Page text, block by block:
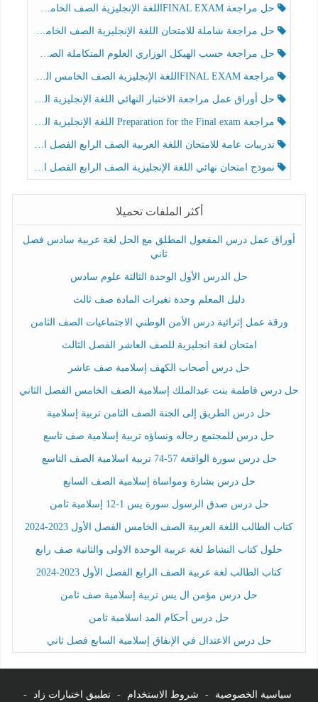
حل مراجعة FINAL EXAMاللغة الإنجليزية الصف الخامس الفصل الثالث
حل مراجعة شاملة للامتحان اللغة الإنجليزية الصف الخامس الفصل الثالث
حل مراجعة حسب الهيكل الوزاري العلوم المتكاملة الصف الخامس عام الفصل الثالث
مراجعة FINAL EXAMاللغة الإنجليزية الصف الخامس الفصل الثالث
حل أوراق عمل مراجعة الاختبار النهائي اللغة الإنجليزية الصف الرابع الفصل الثالث
مراجعة Preparation for the Final exam اللغة الإنجليزية الصف الرابع الفصل الثالث
تدريبات عامة للامتحان اللغة العربية الصف الرابع الفصل الثالث
نموذج امتحان نهائي اللغة الإنجليزية الصف الرابع الفصل الثالث
أكثر الملفات تحميلا
أوراق عمل درس المفعول المطلق مع الحل لغة عربية سادس فصل
ثاني
حل الدرس الأول الوحدة الثالثة علوم سادس
دليل المعلم وحدة تغيرات المادة صف ثالث
ورقة عمل إثرائية درس الأمن الوطني الاجتماعيات الصف الثامن
امتحان لغة انجليزية للصف العاشر الفصل الثالث
حل درس أصحاب الكهف إسلامية صف عاشر
حل درس فاطمة بنت عبدالملك إسلامية الصف الخامس الفصل الثاني
حل درس الطريق إلى الجنة الصف الثامن تربية إسلامية
حل درس للمجتمع رجاله ونساؤه تربية إسلامية صف تاسع
حل درس سورة الواقعة 57-74 تربية اسلامية الصف التاسع
حل درس بشارة ومواساة إسلامية الصف السابع
حل درس صدق الرسول سورة يس 1-12 إسلامية ثامن
كتاب الطالب اللغة العربية الصف الخامس الفصل الأول 2023-2024
حلول كتاب النشاط لغة عربية الوحدة الاولى والثانية صف رابع
كتاب الطالب لغة عربية الصف الرابع الفصل الأول 2023-2024
حل درس مؤمن ال يس تربية إسلامية صف ثامن
حل درس أحكام المد اسلامية ثامن
حل درس الاعتدال في الإنفاق إسلامية السابع فصل ثاني
سياسية الخصوصية - شروط الاستخدام - تطبيق اختبارات زاد -